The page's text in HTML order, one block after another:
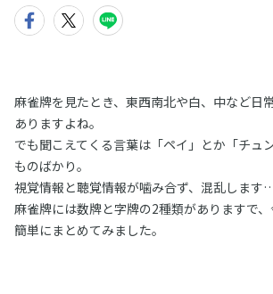
麻雀牌を見たとき、東西南北や白、中など日
ありますよね。
でも聞こえてくる言葉は「ペイ」とか「チュ
ものばかり。
視覚情報と聴覚情報が噛み合ず、混乱します…
麻雀牌には数牌と字牌の2種類がありますで
簡単にまとめてみました。